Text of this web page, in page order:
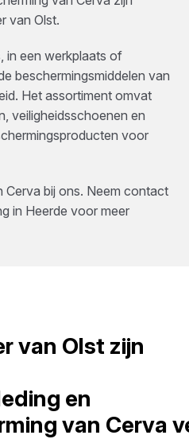
van Olst.
in een werkplaats of
beschermingsmiddelen van
Het assortiment omvat
veiligheidsschoenen en
voor
Cerva bij ons. Neem contact
in Heerde voor meer
van Olst zijn
en
van Cerva